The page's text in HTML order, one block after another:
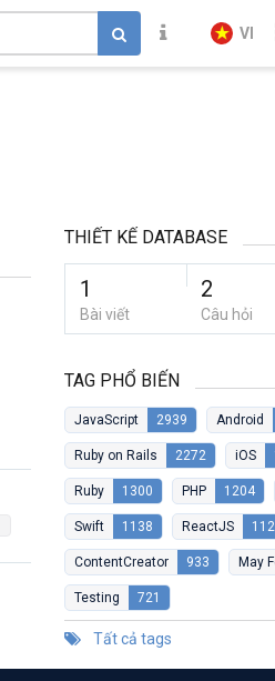
VI
THIẾT KẾ DATABASE
1
Bài viết
2
Câu hỏi
TAG PHỔ BIẾN
JavaScript 2939 Android
Ruby on Rails 2272 iOS
Ruby 1300 PHP 1204
Swift 1138 ReactJS
ContentCreator 933 May
Testing 721
Tất cả tags